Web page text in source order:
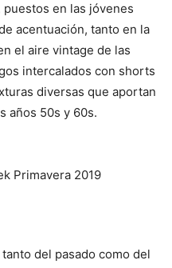
puestos en las jóvenes
acentuación, tanto en la
el aire vintage de las
intercalados con shorts
diversas que aportan
años 50s y 60s.
del pasado como del